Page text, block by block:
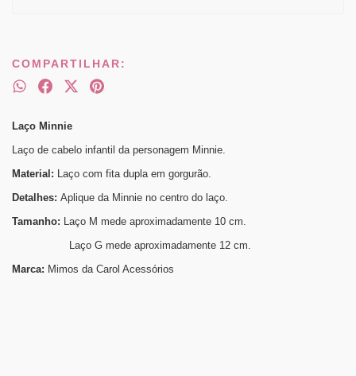
COMPARTILHAR:
Laço Minnie
Laço de cabelo infantil da personagem Minnie.
Material: Laço com fita dupla em gorgurão.
Detalhes: Aplique da Minnie no centro do laço.
Tamanho: Laço M mede aproximadamente 10 cm.
Laço G mede aproximadamente 12 cm.
Marca: Mimos da Carol Acessórios